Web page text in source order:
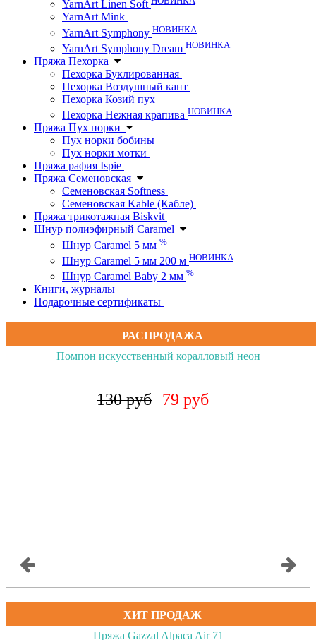
YarnArt Linen Soft
YarnArt Mink
YarnArt Symphony НОВИНКА
YarnArt Symphony Dream НОВИНКА
Пряжа Пехорка
Пехорка Буклированная
Пехорка Воздушный кант
Пехорка Козий пух
Пехорка Нежная крапива НОВИНКА
Пряжа Пух норки
Пух норки бобины
Пух норки мотки
Пряжа рафия Ispie
Пряжа Семеновская
Семеновская Softness
Семеновская Kable (Кабле)
Пряжа трикотажная Biskvit
Шнур полиэфирный Caramel
Шнур Caramel 5 мм %
Шнур Caramel 5 мм 200 м НОВИНКА
Шнур Caramel Baby 2 мм %
Книги, журналы
Подарочные сертификаты
РАСПРОДАЖА
Помпон искусственный коралловый неон
130 руб 79 руб
ХИТ ПРОДАЖ
Пряжа Gazzal Alpaca Air 71